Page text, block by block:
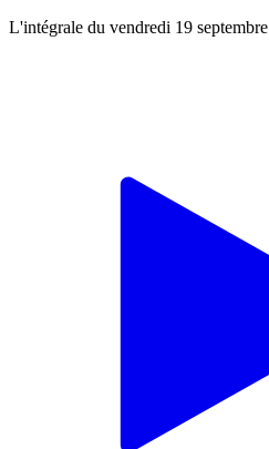
L'intégrale du vendredi 19 septembre